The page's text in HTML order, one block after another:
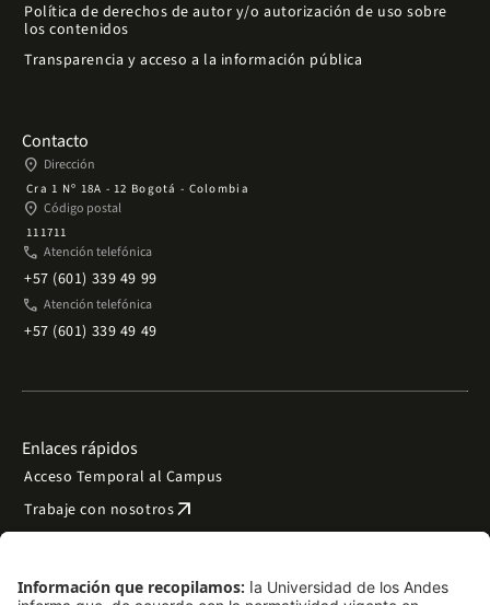
Política de derechos de autor y/o autorización de uso sobre
los contenidos
Transparencia y acceso a la información pública
Contacto
place Dirección
Cra 1 Nº 18A - 12 Bogotá - Colombia
place Código postal
111711
phone Atención telefónica
+57 (601) 339 49 99
phone Atención telefónica
+57 (601) 339 49 49
Enlaces rápidos
Acceso Temporal al Campus
Trabaje con nosotrosarrow_outward
Preguntas frecuentes